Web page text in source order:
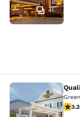
41
Quality Inn
3.23-
3.2